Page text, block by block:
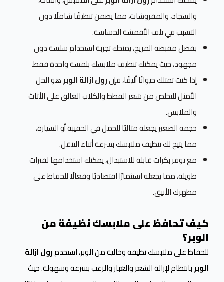
والسجاد، والمفروشات، مما يضمن تنظيفًا شاملًا دون
التسبب في تلف الأقمشة الحساسة.
بفضل مقبضه المريح، يمنحك تجربة استخدام سلسة دون
مجهود، حيث يمكنك تنظيف ملابسك بلمسة واحدة فقط.
إذا كنت تمتلك حيوانًا أليفًا، فإنرول ازالة الوبرهو الحل
الأمثل للتخلص من شعر القطط والكلاب العالق على الأثاث
والملابس.
حجمه الصغير يجعله مثاليًا للحمل في الحقيبة أو السيارة،
مما يتيح لك تنظيف ملابسك بسرعة أثناء التنقل.
مع توفر بكرات قابلة للاستبدال، يمكنك استخدامها لفترات
طويلة، مما يجعله استثمارًا اقتصاديًا وفعالًا للحفاظ على
مظهرك الأنيق.
كيف تحافظ على ملابسك نظيفة من
الوبر؟
للحفاظ على ملابسك نظيفة وخالية من الوبر، استخدمرول ازالة
الوبربانتظام لإزالة الشعر والغبار والزغب بسرعة وسهولة. حيث